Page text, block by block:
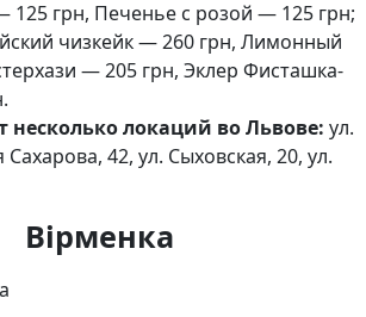
125 грн, Печенье с розой — 125 грн;
чизкейк — 260 грн, Лимонный
— 205 грн, Эклер Фисташка-
несколько локаций во Львове: ул.
42, ул. Сыховская, 20, ул.
Вірменка